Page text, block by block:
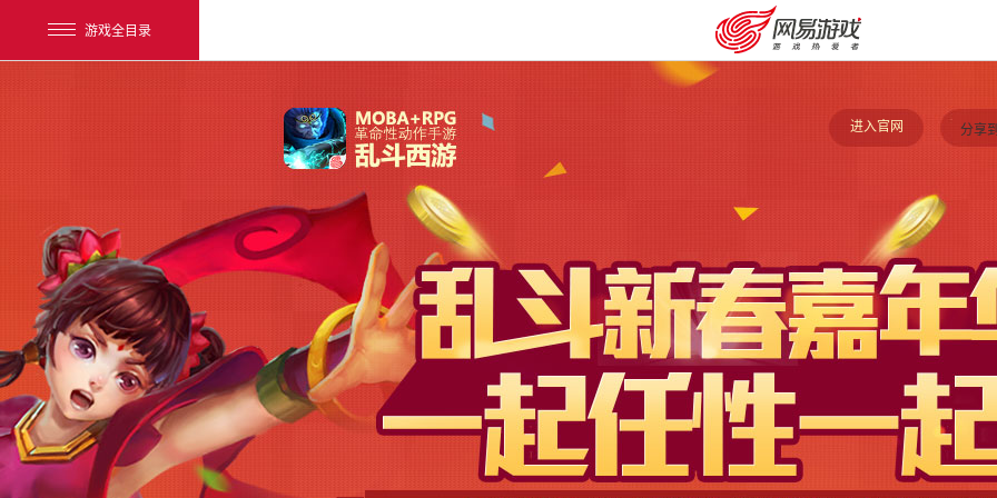
游戏全目录
网易游戏
游戏爱好者
我的足迹： 乱斗西游2
安卓充值 客服中心
进入官网 分享